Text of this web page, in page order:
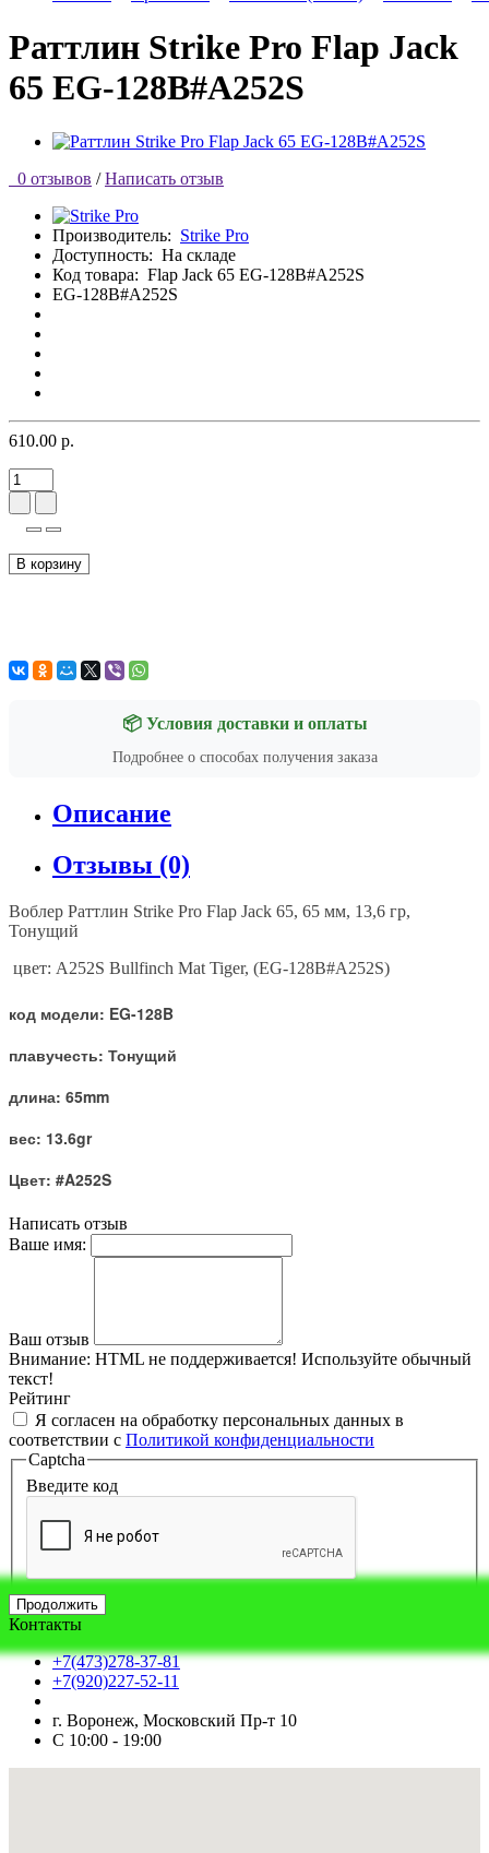
Раттлин Strike Pro Flap Jack
65 EG-128B#A252S
0 отзывов / Написать отзыв
Производитель: Strike Pro
Доступность: На складе
Код товара: Flap Jack 65 EG-128B#A252S
EG-128B#A252S
610.00 р.
В корзину
📦 Условия доставки и оплаты
Подробнее о способах получения заказа
Описание
Отзывы (0)
Воблер Раттлин Strike Pro Flap Jack 65, 65 мм, 13,6 гр,
Тонущий
цвет: A252S Bullfinch Mat Tiger, (EG-128B#A252S)
код модели: EG-128B
плавучесть: Тонущий
длина: 65mm
вес: 13.6gr
Цвет: #A252S
Написать отзыв
Ваше имя:
Ваш отзыв
Внимание: HTML не поддерживается! Используйте обычный
текст!
Рейтинг
Я согласен на обработку персональных данных в
соответствии с Политикой конфиденциальности
Captcha
Введите код
Продолжить
Контакты
+7(473)278-37-81
+7(920)227-52-11
г. Воронеж, Московский Пр-т 10
С 10:00 - 19:00